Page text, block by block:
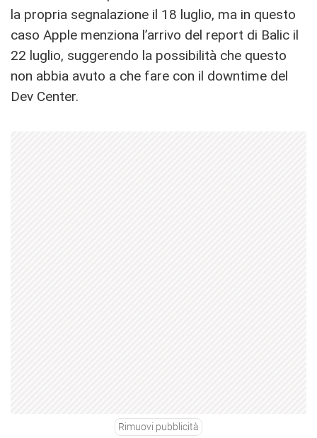
la propria segnalazione il 18 luglio, ma in questo
caso Apple menziona l’arrivo del report di Balic il
22 luglio, suggerendo la possibilità che questo
non abbia avuto a che fare con il downtime del
Dev Center.
Rimuovi pubblicità